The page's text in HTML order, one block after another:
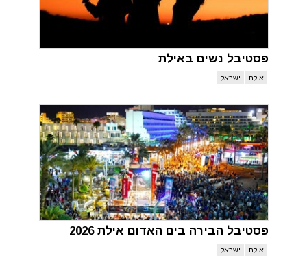
פסטיבל נשים באילת
אילת ישראל
פסטיבל הבירה בים האדום אילת 2026
אילת ישראל